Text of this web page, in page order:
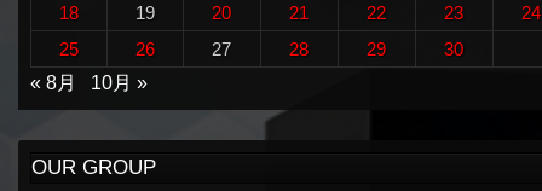
18
19 20 21 22 23
24
25
26 27 28 29
30
« 8月
10月 »
OUR GROUP